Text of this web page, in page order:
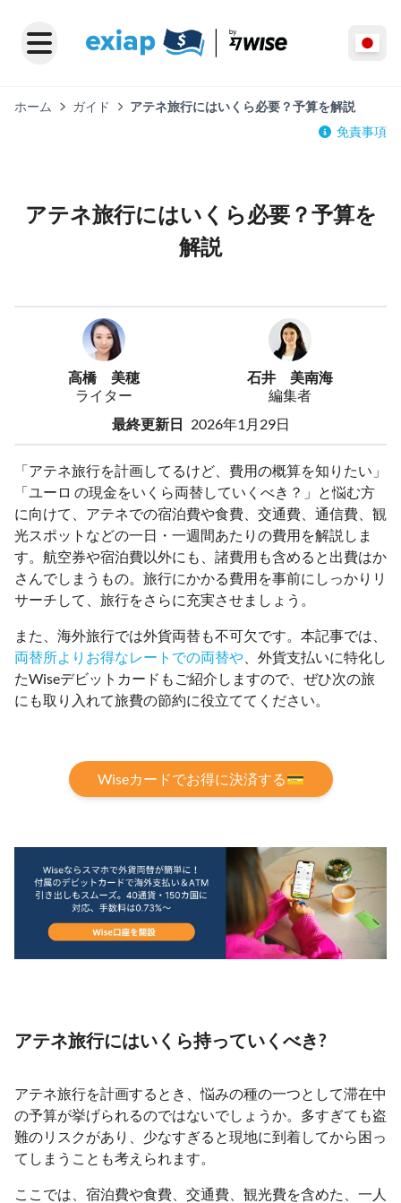
ホーム ガイド
アテネ旅行にはいくら必要？予算を解説
免責事項
アテネ旅行にはいくら必要？予算を
解説
高橋 美穂
ライター
石井 美南海
編集者
最終更新日 2026年1月29日
「アテネ旅行を計画してるけど、費用の概算を知りたい」
「ユーロ の現金をいくら両替していくべき？」と悩む方
に向けて、アテネでの宿泊費や食費、交通費、通信費、観
光スポットなどの一日・一週間あたりの費用を解説しま
す。航空券や宿泊費以外にも、諸費用も含めると出費はか
さんでしまうもの。旅行にかかる費用を事前にしっかりリ
サーチして、旅行をさらに充実させましょう。
また、海外旅行では外貨両替も不可欠です。本記事では、
両替所よりお得なレートでの両替や 、外貨支払いに特化し
たWiseデビットカードもご紹介しますので、ぜひ次の旅
にも取り入れて旅費の節約に役立ててください。
Wiseカードでお得に決済する💳
アテネ旅行にはいくら持っていくべき?
アテネ旅行を計画するとき、悩みの種の一つとして滞在中
の予算が挙げられるのではないでしょうか。多すぎても盗
難のリスクがあり、少なすぎると現地に到着してから困っ
てしまうことも考えられます。
ここでは、宿泊費や食費、交通費、観光費を含めた、一人